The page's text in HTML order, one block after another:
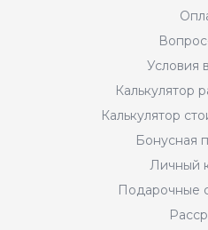
Условия
Калькулятор
Калькулятор
Бонусная
Личный
Подарочные